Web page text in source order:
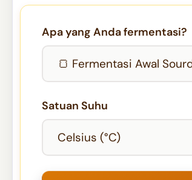
Apa yang Anda fermentasi?
Satuan Suhu